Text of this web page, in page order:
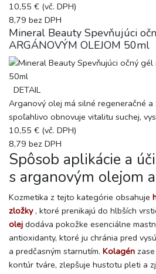
10,55 € (vč. DPH)
8,79 bez DPH
Mineral Beauty Spevňujúci
ARGÁNOVÝM OLEJOM 50ml
DETAIL
Arganový olej má silné regeneračné a
spoľahlivo obnovuje vitalitu suchej,
10,55 € (vč. DPH)
8,79 bez DPH
Spôsob aplikácie a
s arganovým olejom
Kozmetika z tejto kategórie obsahuje
zložky , ktoré prenikajú do hlbších
olej dodáva pokožke esenciálne
antioxidanty, ktoré ju chránia pred
a predčasným starnutím. Kolagén
kontúr tváre, zlepšuje hustotu pleti a